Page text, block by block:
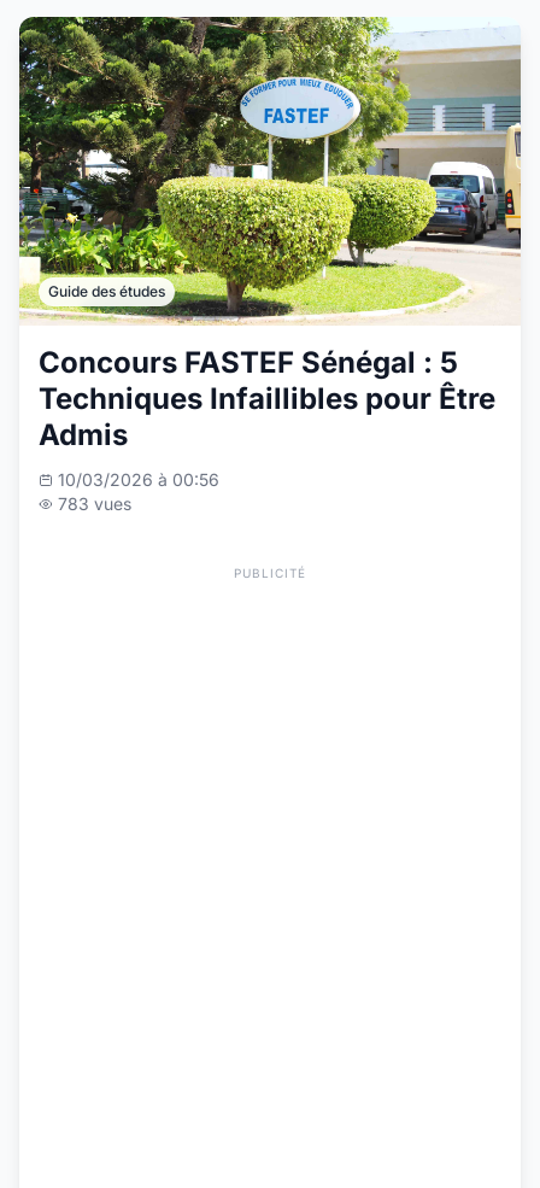
Guide des études
Concours FASTEF Sénégal : 5
Techniques Infaillibles pour Être
Admis
10/03/2026 à 00:56
783 vues
PUBLICITÉ